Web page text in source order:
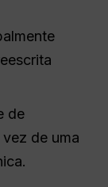
de
de uma